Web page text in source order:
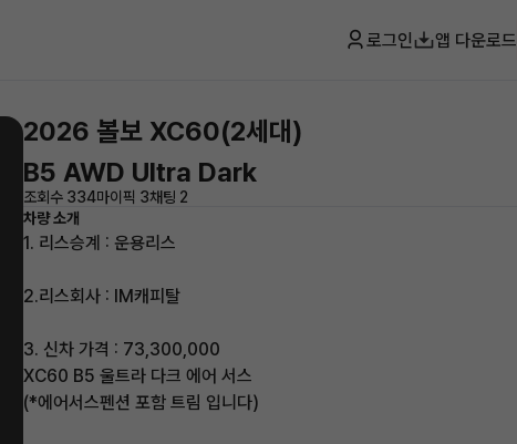
로그인 앱 다운로드
2026 볼보 XC60(2세대)
B5 AWD Ultra Dark
조회수 334마이픽 3채팅 2
차량 소개
1. 리스승계 : 운용리스
2.리스회사 : IM캐피탈
3. 신차 가격 : 73,300,000
XC60 B5 울트라 다크 에어 서스
(*에어서스펜션 포함 트림 입니다)